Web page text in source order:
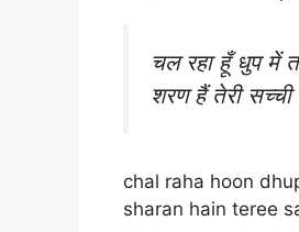
चल रहा हूँ धुप में
शरण हैं तेरी सच्ची
chal raha hoon
sharan hain teree